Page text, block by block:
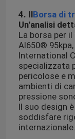
4. IlBorsa di
Un'analisi
La borsa per
AI650®
International
specializzata
pericolose e
ambienti di
pressione
Il suo design
soddisfare
internazionale.